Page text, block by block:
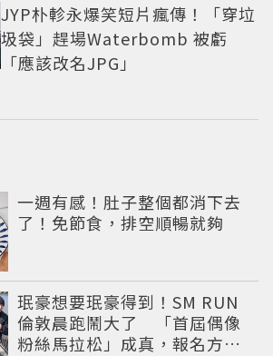
JYP朴軫永爆笑短片瘋傳！「穿垃
圾袋」趕場Waterbomb 被虧
「應該改名JPG」
一週有感！肚子整個都消下去
了！免節食，排空順暢就夠
珉豪想要珉豪得到！SM RUN
倫敦晨跑鬧大了 「首屆偶像
粉絲馬拉松」成真，報名方式